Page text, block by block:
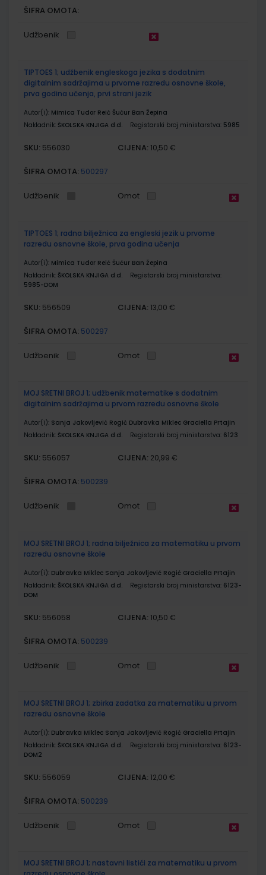
ŠIFRA OMOTA:
Udžbenik
TIPTOES 1; udžbenik engleskoga jezika s dodatnim
digitalnim sadržajima u prvome razredu osnovne škole,
prva godina učenja, prvi strani jezik
Autor(i): Mimica Tudor Reić Šućur Ban Žepina
Nakladnik: ŠKOLSKA KNJIGA d.d. Registarski broj ministarstva: 5985
SKU: 556030 CIJENA: 10,50 €
ŠIFRA OMOTA: 500297
Udžbenik Omot
TIPTOES 1; radna bilježnica za engleski jezik u prvome
razredu osnovne škole, prva godina učenja
Autor(i): Mimica Tudor Reić Šućur Ban Žepina
Nakladnik: ŠKOLSKA KNJIGA d.d.
Registarski broj ministarstva:
5985-DOM
SKU: 556509 CIJENA: 13,00 €
ŠIFRA OMOTA: 500297
Udžbenik Omot
MOJ SRETNI BROJ 1; udžbenik matematike s dodatnim
digitalnim sadržajima u prvom razredu osnovne škole
Autor(i): Sanja Jakovljević Rogić Dubravka Miklec Graciella Prtajin
Nakladnik: ŠKOLSKA KNJIGA d.d. Registarski broj ministarstva: 6123
SKU: 556057 CIJENA: 20,99 €
ŠIFRA OMOTA: 500239
Udžbenik Omot
MOJ SRETNI BROJ 1; radna bilježnica za matematiku u prvom
razredu osnovne škole
Autor(i): Dubravka Miklec Sanja Jakovljević Rogić Graciella Prtajin
Nakladnik: ŠKOLSKA KNJIGA d.d. Registarski broj ministarstva: 6123-
DOM
SKU: 556058 CIJENA: 10,50 €
ŠIFRA OMOTA: 500239
Udžbenik Omot
MOJ SRETNI BROJ 1; zbirka zadatka za matematiku u prvom
razredu osnovne škole
Autor(i): Dubravka Miklec Sanja Jakovljević Rogić Graciella Prtajin
Nakladnik: ŠKOLSKA KNJIGA d.d. Registarski broj ministarstva: 6123-
DOM2
SKU: 556059 CIJENA: 12,00 €
ŠIFRA OMOTA: 500239
Udžbenik Omot
MOJ SRETNI BROJ 1; nastavni listići za matematiku u prvom